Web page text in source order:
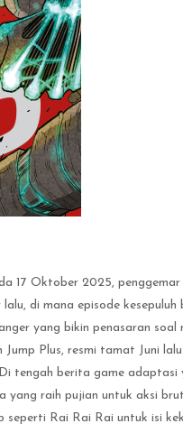
17 Oktober 2025,
di mana episode
yang bikin penasaran
Plus, resmi tamat Juni
tengah berita game
yang raih pujian untuk aksi
seperti Rai Rai Rai untuk isi